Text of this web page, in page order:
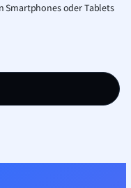
Smartphones oder Tablets